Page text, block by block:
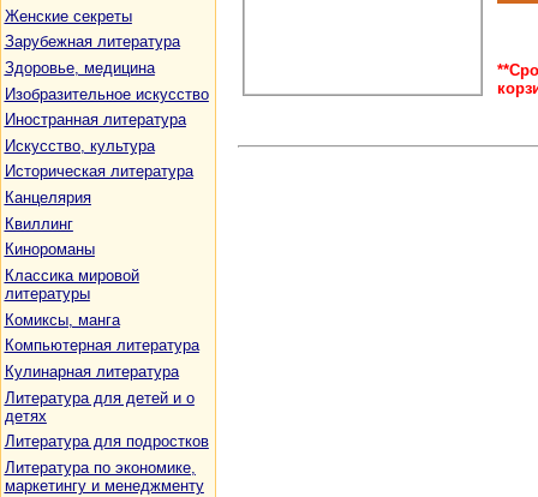
Женские секреты
Зарубежная литература
Здоровье, медицина
Изобразительное искусство
Иностранная литература
Искусство, культура
Историческая литература
Канцелярия
Квиллинг
Кинороманы
Классика мировой
литературы
Комиксы, манга
Компьютерная литература
Кулинарная литература
Литература для детей и о
детях
Литература для подростков
Литература по экономике,
маркетингу и менеджменту